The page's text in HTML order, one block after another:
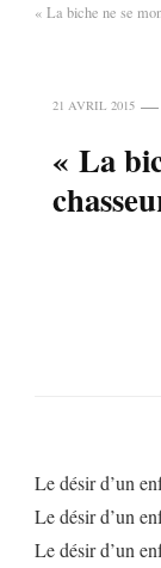
« La biche ne se
21 AVRIL 2015
« La
Le désir d’un
Le désir d’un
Le désir d’un